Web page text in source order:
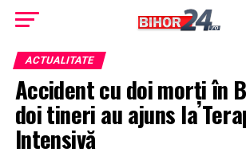
ACTUALITATE
Accident cu doi morți în
doi tineri au ajuns la
Intensivă